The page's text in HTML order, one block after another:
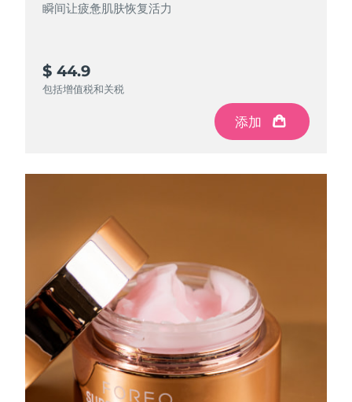
瞬间让疲惫肌肤恢复活力
$ 44.9
包括增值税和关税
添加